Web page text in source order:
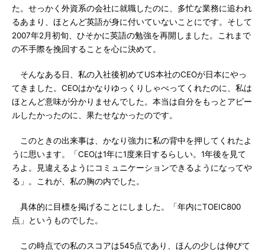
た。せっかく外資系の会社に就職したのに、多忙な業務に追われ
るあまり、ほとんど英語が身に付いていないことにです。そして
2007年2月初旬、ひそかに英語の勉強を再開しました。これまで
の不手際を挽回することを心に決めて。
そんなある日、私の入社後初めてUS本社のCEOが日本にやっ
てきました。CEOはかなりゆっくりしゃべってくれたのに、私は
ほとんど意味が分かりませんでした。本当は自分をもっとアピー
ルしたかったのに、果たせなかったのです。
このときの出来事は、かなり強力に私の背中を押してくれたよ
うに思います。「CEOは1年に1度来日するらしい。1年後を見て
ろよ。見違えるようにコミュニケーションできるようになってや
る」。これが、私の胸の内でした。
具体的に目標を掲げることにしました。「年内にTOEIC800
点」というものでした。
この時点での私のスコアは545点であり、ほんの少しは伸びて